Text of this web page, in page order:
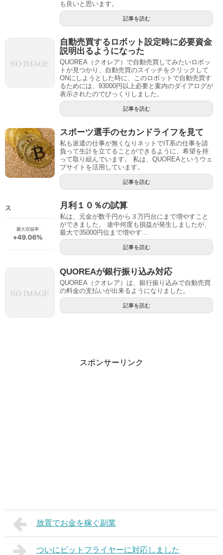
も良いと思います。
記事を読む
自動売買するロボット設定時に必要資金
説明出るようになった
QUOREA（クオレア）で自動売買してみたいロボッ
トが見つかり、自動売買のスイッチをクリックして
ONにしようとした時に、このロボットで自動売買す
るためには、93000円以上必要と案内のダイアログが
表示されたのでびっくりしました。
記事を読む
スポーツ選手のセカンドライフを見て
私も派遣の仕事が無くなりネットでIT系の仕事を請
負って生計を立てることができるように、希望を持
って取り組んでいます。 私は、QUOREAというウェ
ブサイトを活用しています。
記事を読む
月利１０％の試算
私は、元金が数千円から３万円台にまで増やすこと
ができました。 途中何度も損益が発生しましたが、
最大で35000円位まで増やす...
記事を読む
QUOREAが銀行振り込み対応
QUOREA（クオレア）は、銀行振り込みで自動売買
の料金の支払いが出来るようになりました。
記事を読む
スポンサーリンク
放置でお金を稼ぐ副業
ついにビットフライヤーに対応しました